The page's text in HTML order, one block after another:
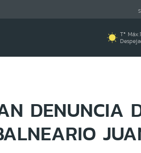
Tª Máx:
DENUNCIA